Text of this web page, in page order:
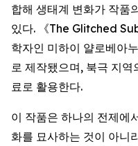
합해 생태계 변화가 작품
있다. 《The Glitched
학자인 미하이 얄로베아
로 제작됐으며, 북극 지
료로 활용한다.
이 작품은 하나의 전제에
화를 묘사하는 것이 아니